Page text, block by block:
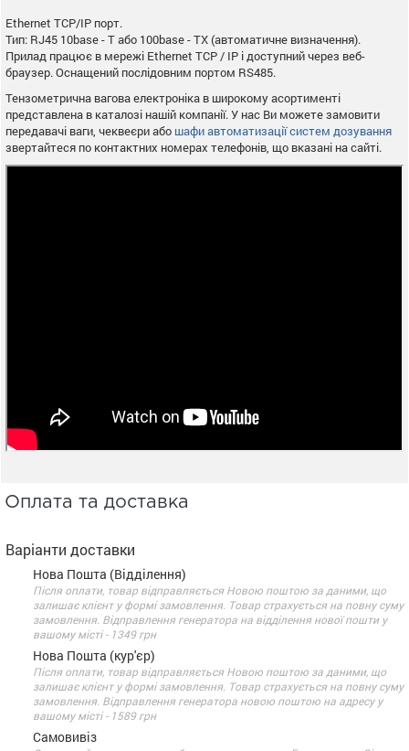
Ethernet TCP/IP порт.
Тип: RJ45 10base - T або 100base - TX (автоматичне визначення).
Прилад працює в мережі Ethernet TCP / IP і доступний через веб-
браузер. Оснащений послідовним портом RS485.
Тензометрична вагова електроніка в широкому асортименті
представлена в каталозі нашій компанії. У нас Ви можете замовити
передавачі ваги, чеквеєри або шафи автоматизації систем дозування
звертайтеся по контактних номерах телефонів, що вказані на сайті.
Оплата та доставка
Варіанти доставки
Нова Пошта (Відділення)
Після оплати, товар відправляється Новою поштою за даними, що
залишає клієнт у формі замовлення. Товар страхується на повну суму
замовлення. Відправлення генератора на відділення нової пошти у
вашому місті - 1349 грн
Нова Пошта (кур'єр)
Після оплати, товар відправляється Новою поштою за даними, що
залишає клієнт у формі замовлення. Товар страхується на повну суму
замовлення. Відправлення генератора новою поштою на адресу у
вашому місті - 1589 грн
Самовивіз